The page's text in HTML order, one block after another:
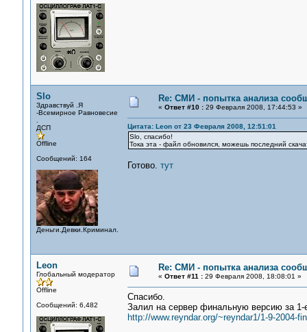
Slo
Здравствуй .Я
-Всемирное Равновесие
ДСП
Offline
Сообщений: 164
Деньги.Девки.Криминал.
Re: СМИ - попытка анализа
« Ответ #10 :29 Февраля 2008, 17:44:53 »
Цитата: Leon от 23 Февраля 2008, 12:51:01
Slo, спасибо!
Тока эта - файл обновился, можешь последний
Готово. тут
Leon
Глобальный модератор
Offline
Сообщений: 6,482
Re: СМИ - попытка анализа
« Ответ #11 :29 Февраля 2008, 18:08:01 »
Спасибо.
Залил на сервер финальную версию за 1-
http://www.reyndar.org/~reyndar1/1-9-2004-